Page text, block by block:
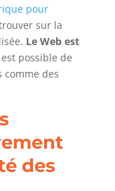
pour
sur la
Le Web est
possible de
des
des